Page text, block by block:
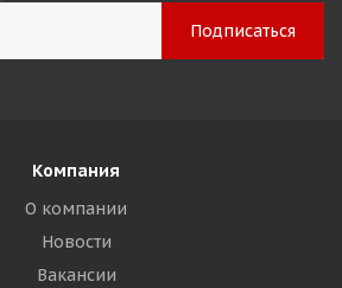
Компания
О компании
Новости
Вакансии